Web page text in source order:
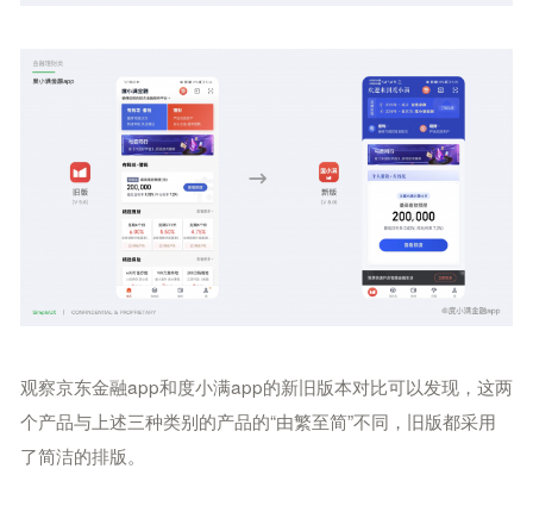
观察京东金融app和度小满app的新旧版本对比可以发现，这两
个产品与上述三种类别的产品的“由繁至简”不同，旧版都采用
了简洁的排版。